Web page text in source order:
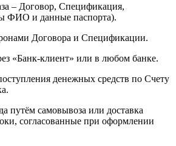
– Договор, Спецификация,
ФИО и данные паспорта).
Договора и Спецификации.
«Банк-клиент» или в любом банке.
денежных средств по Счету
путём самовывоза или доставка
согласованные при оформлении